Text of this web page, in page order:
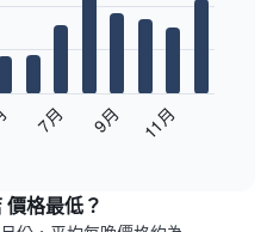
7月 9月 11月
格最低？